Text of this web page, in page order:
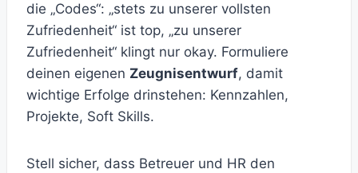
die „Codes“: „stets zu unserer vollsten
Zufriedenheit“ ist top, „zu unserer
Zufriedenheit“ klingt nur okay. Formuliere
deinen eigenen Zeugnisentwurf, damit
wichtige Erfolge drinstehen: Kennzahlen,
Projekte, Soft Skills.
Stell sicher, dass Betreuer und HR den